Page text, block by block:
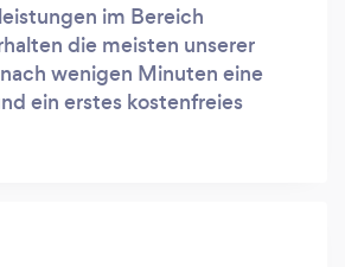
im Bereich
die meisten unserer
wenigen Minuten eine
ein erstes kostenfreies